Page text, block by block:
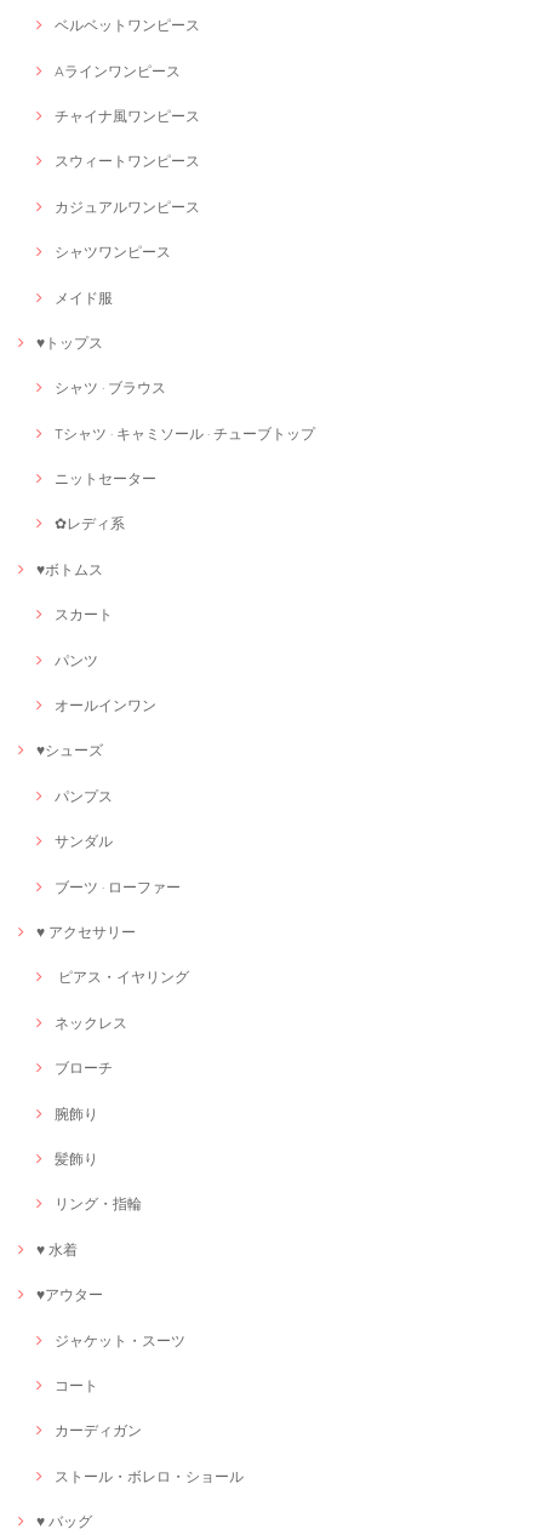
ベルベットワンピース
Aラインワンピース
チャイナ風ワンピース
スウィートワンピース
カジュアルワンピース
シャツワンピース
メイド服
♥トップス
シャツ · ブラウス
Tシャツ · キャミソール · チューブトップ
ニットセーター
✿レディ系
♥ボトムス
スカート
パンツ
オールインワン
♥シューズ
パンプス
サンダル
ブーツ · ローファー
♥ アクセサリー
ピアス・イヤリング
ネックレス
ブローチ
腕飾り
髪飾り
リング・指輪
♥ 水着
♥アウター
ジャケット・スーツ
コート
カーディガン
ストール・ボレロ・ショール
♥ バッグ